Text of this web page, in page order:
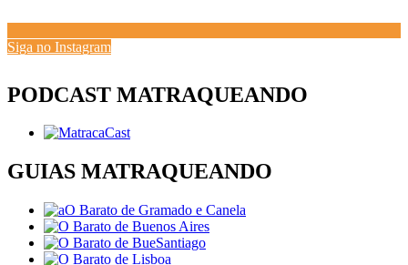
Siga no Instagram
PODCAST MATRAQUEANDO
GUIAS MATRAQUEANDO